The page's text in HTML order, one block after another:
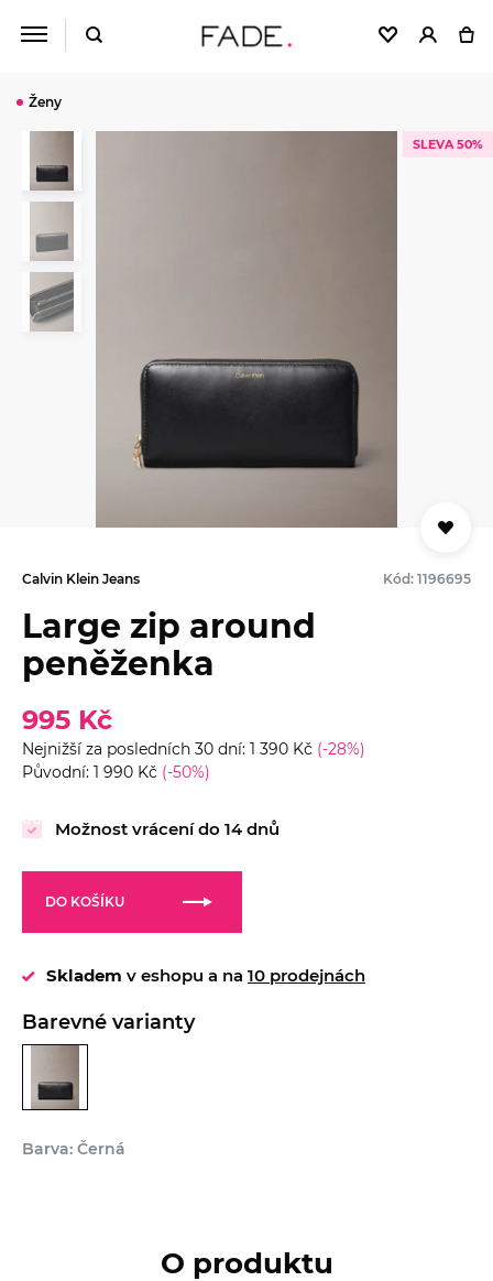
Ženy
SLEVA 50%
Calvin Klein Jeans Kód: 1196695
Large zip around
peněženka
995 Kč
Nejnižší za posledních 30 dní: 1 390 Kč (-28%)
Původní: 1 990 Kč (-50%)
Možnost vrácení do 14 dnů
DO KOŠÍKU
Skladem v eshopu a na 10 prodejnách
Barevné varianty
Barva: Černá
O produktu